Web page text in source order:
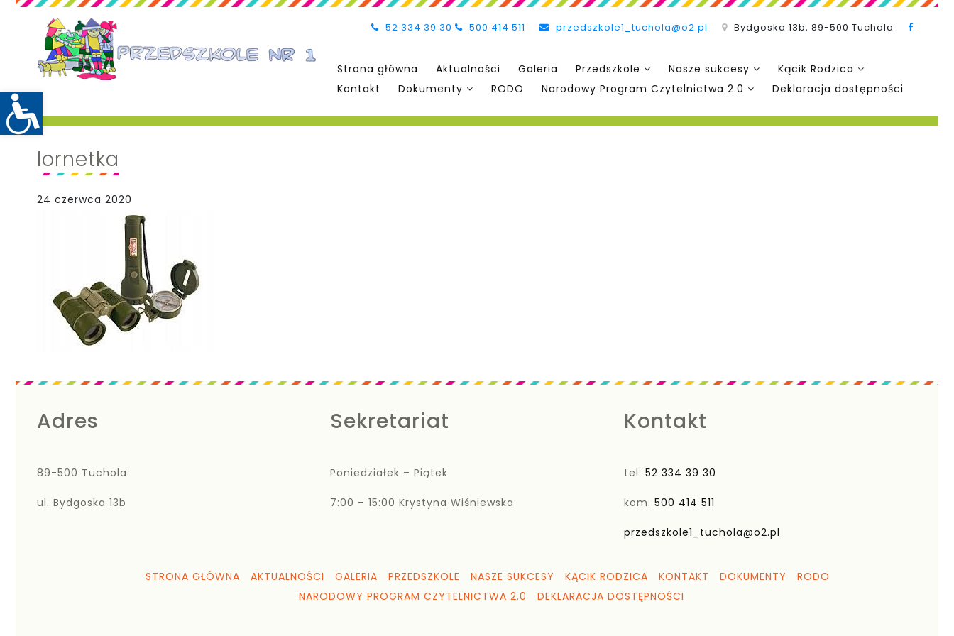
52 334 39 30 500 414 511 przedszkole1_tuchola@o2.pl Bydgoska 13b, 89-500 Tuchola
Strona główna Aktualności Galeria Przedszkole Nasze sukcesy
Kącik Rodzica
Kontakt
Dokumenty RODO Narodowy Program Czytelnictwa 2.0 Deklaracja dostępności
lornetka
24 czerwca 2020
Adres
89-500 Tuchola
ul. Bydgoska 13b
Sekretariat
Poniedziałek – Piątek
7:00 – 15:00 Krystyna Wiśniewska
Kontakt
tel: 52 334 39 30
kom: 500 414 511
przedszkole1_tuchola@o2.pl
STRONA GŁÓWNA AKTUALNOŚCI GALERIA PRZEDSZKOLE NASZE SUKCESY KĄCIK RODZICA KONTAKT DOKUMENTY
RODO
NARODOWY PROGRAM CZYTELNICTWA 2.0
DEKLARACJA DOSTĘPNOŚCI